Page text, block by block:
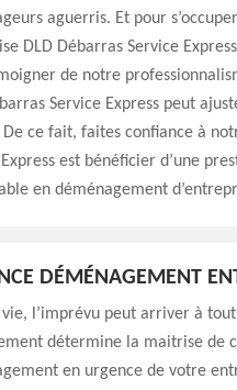
aguerris. Et pour
DLD Débarras Service
de notre
Service Express peut
De ce fait, faites confiance à
est bénéficier d’une
en déménagement
DÉMÉNAGEMENT
vie, l’imprévu peut arriver à
détermine la maitrise de
en urgence de votre